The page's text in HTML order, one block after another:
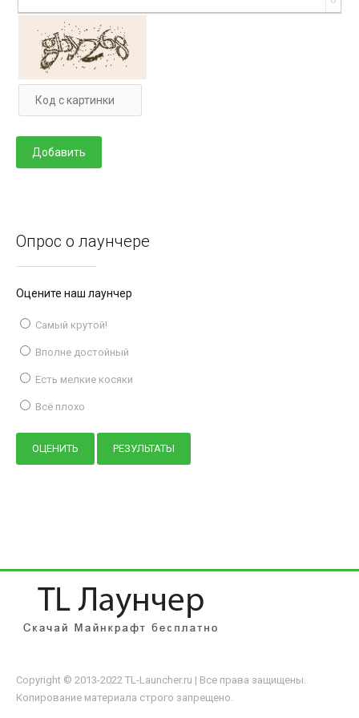
Опрос о лаунчере
Оцените наш лаунчер
Самый крутой!
Вполне достойный
Есть мелкие косяки
Всё плохо
Copyright © 2013-2022 TL-Launcher.ru | Все права защищены.
Копирование материала строго запрещено.